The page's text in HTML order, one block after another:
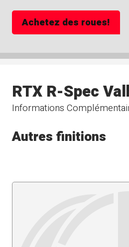
Achetez des roues!
Informations
RTX R-Spec
Autres finitions